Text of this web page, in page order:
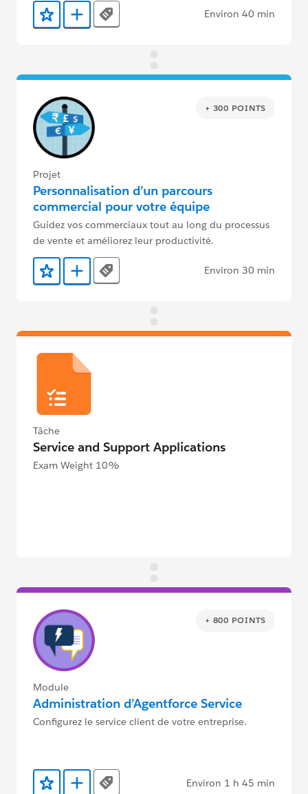
Ajouter aux favoris
Ajouter au Trailmix
Tags Environ 40 min
+ 300 POINTS
Projet
Personnalisation d’un parcours
commercial pour votre équipe
Guidez vos commerciaux tout au long du processus
de vente et améliorez leur productivité.
Ajouter aux favoris
Ajouter au Trailmix
Tags Environ 30 min
Tâche
Service and Support Applications
Exam Weight 10%
+ 800 POINTS
Module
Administration d’Agentforce Service
Configurez le service client de votre entreprise.
Ajouter aux favoris
Ajouter au Trailmix
Tags Environ 1 h 45 min